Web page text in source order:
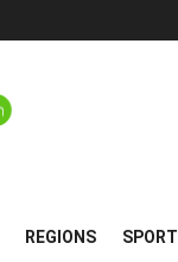
REGIONS SPORT